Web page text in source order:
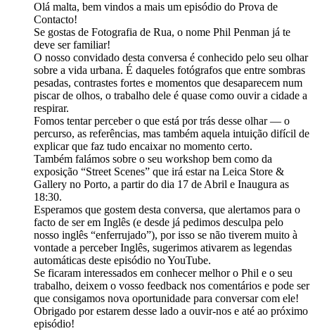
Olá malta, bem vindos a mais um episódio do Prova de
Contacto!
Se gostas de Fotografia de Rua, o nome Phil Penman já te
deve ser familiar!
O nosso convidado desta conversa é conhecido pelo seu olhar
sobre a vida urbana. É daqueles fotógrafos que entre sombras
pesadas, contrastes fortes e momentos que desaparecem num
piscar de olhos, o trabalho dele é quase como ouvir a cidade a
respirar.
Fomos tentar perceber o que está por trás desse olhar — o
percurso, as referências, mas também aquela intuição difícil de
explicar que faz tudo encaixar no momento certo.
Também falámos sobre o seu workshop bem como da
exposição “Street Scenes” que irá estar na Leica Store &
Gallery no Porto, a partir do dia 17 de Abril e Inaugura as
18:30.
Esperamos que gostem desta conversa, que alertamos para o
facto de ser em Inglês (e desde já pedimos desculpa pelo
nosso inglês “enferrujado”), por isso se não tiverem muito à
vontade a perceber Inglês, sugerimos ativarem as legendas
automáticas deste episódio no YouTube.
Se ficaram interessados em conhecer melhor o Phil e o seu
trabalho, deixem o vosso feedback nos comentários e pode ser
que consigamos nova oportunidade para conversar com ele!
Obrigado por estarem desse lado a ouvir-nos e até ao próximo
episódio!